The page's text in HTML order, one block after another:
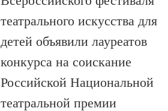
театрального искусства для
детей объявили лауреатов
конкурса на соискание
Российской Национальной
театральной премии